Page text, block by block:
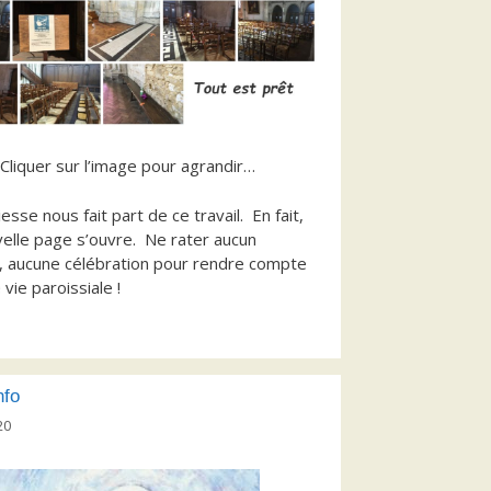
Cliquer sur l’image pour agrandir…
nous fait part de ce travail. En fait,
page s’ouvre. Ne rater aucun
aucune célébration pour rendre compte
paroissiale !